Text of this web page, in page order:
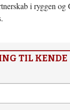
i ryggen
TIL KENDE